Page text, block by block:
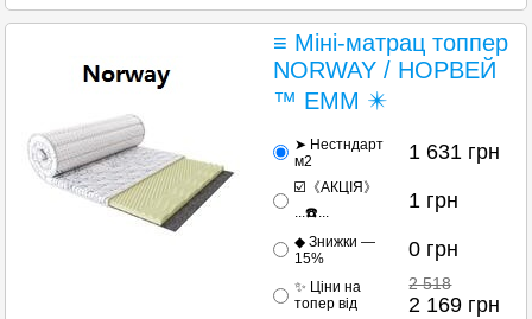
≡ Міні-матрац топпер
NORWAY / НОРВЕЙ
™ ЕММ ✴️
➤ Нестндарт
м2
1 631 грн
☑️《АКЦІЯ》
...☎️...
1 грн
◆ Знижки —
15%
0 грн
✨ Ціни на
топер від
2 518
2 169 грн